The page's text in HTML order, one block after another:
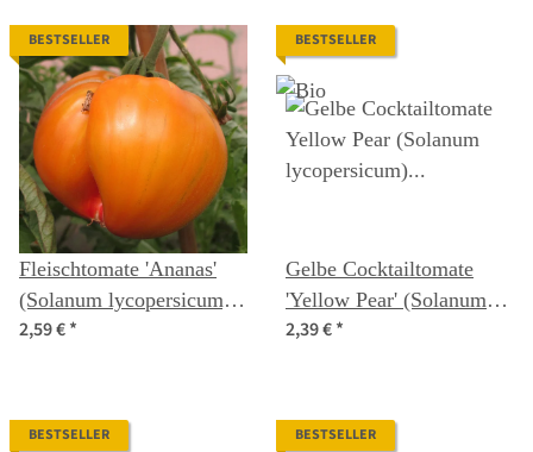
BESTSELLER
Fleischtomate 'Ananas'
(Solanum lycopersicum)
Samen
2,59 €*
BESTSELLER
Gelbe Cocktailtomate
'Yellow Pear' (Solanum
lycopersicum) Samen
2,39 €*
BESTSELLER BESTSELLER